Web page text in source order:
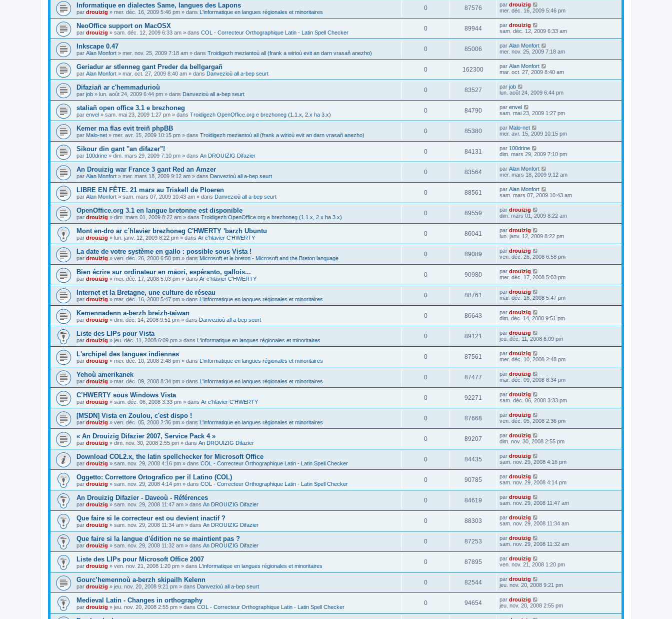
Informatique en dialectes Same, langues des Lapons
par drouizig » mer. déc. 16, 2009 5:46 pm » dans L'informatique en langues régionales et minoritaires
0 87576 par drouizig
mer. déc. 16, 2009 5:46 pm
NeoOffice support on MacOSX
par drouizig » sam. déc. 12, 2009 6:33 am » dans COL - Correcteur Orthographique Latin - Latin Spell Checker
0 89944 par drouizig
sam. déc. 12, 2009 6:33 am
Inkscape 0.47
par Alan Monfort » mer. nov. 25, 2009 7:18 am » dans Troidigezh meziantoù all (frank a wirioù evit an darn vrasañ anezho)
0 85006 par Alan Monfort
mer. nov. 25, 2009 7:18 am
Geriadur ar stlenneg gant Preder da bellgargañ
par Alan Monfort » mar. oct. 27, 2009 8:40 am » dans Danvezioù all a-bep seurt
0 162300 par Alan Monfort
mar. oct. 27, 2009 8:40 am
Difaziañ ar c'hemmadurioù
par job » lun. août 24, 2009 6:44 pm » dans Danvezioù all a-bep seurt
0 83527 par job
lun. août 24, 2009 6:44 pm
staliañ open office 3.1 e brezhoneg
par envel » sam. mai 23, 2009 1:27 pm » dans Troidigezh OpenOffice.org e brezhoneg (1.1.x, 2.x ha 3.x)
0 84790 par envel
sam. mai 23, 2009 1:27 pm
Kemer ma flas evit treiñ phpBB
par Malo-net » mer. avr. 15, 2009 10:15 pm » dans Troidigezh meziantoù all (frank a wirioù evit an darn vrasañ anezho)
0 85380 par Malo-net
mer. avr. 15, 2009 10:15 pm
Sikour din gant "an difazer"!
par 100drine » dim. mars 29, 2009 7:10 pm » dans An DROUIZIG Difazier
0 84131 par 100drine
dim. mars 29, 2009 7:10 pm
An Drouizig war France 3 gant Red an Amzer
par Alan Monfort » mer. mars 18, 2009 9:12 am » dans Danvezioù all a-bep seurt
0 83564 par Alan Monfort
mer. mars 18, 2009 9:12 am
LIBRE EN FÊTE. 21 mars au Triskell de Ploeren
par Alan Monfort » sam. mars 07, 2009 10:43 am » dans Danvezioù all a-bep seurt
0 88561 par Alan Monfort
sam. mars 07, 2009 10:43 am
OpenOffice.org 3.1 en langue bretonne est disponible
par drouizig » dim. mars 01, 2009 8:22 am » dans Troidigezh OpenOffice.org e brezhoneg (1.1.x, 2.x ha 3.x)
0 89559 par drouizig
dim. mars 01, 2009 8:22 am
Mont en-dro ar c´hlavier brezhoneg C'HWERTY 'barzh Ubuntu
par drouizig » lun. janv. 12, 2009 8:22 pm » dans Ar c'hlavier C'HWERTY
0 86041 par drouizig
lun. janv. 12, 2009 8:22 pm
La date de votre système en gallo : possible sous Vista !
par drouizig » ven. déc. 26, 2008 6:58 pm » dans Microsoft et le breton - Microsoft and the Breton language
0 89089 par drouizig
ven. déc. 26, 2008 6:58 pm
Bien écrire sur ordinateur en māori, espéranto, gallois...
par drouizig » mer. déc. 17, 2008 5:03 pm » dans Ar c'hlavier C'HWERTY
0 90980 par drouizig
mer. déc. 17, 2008 5:03 pm
Internet et la Bretagne, une culture de réseau
par drouizig » mar. déc. 16, 2008 5:47 pm » dans L'informatique en langues régionales et minoritaires
0 88761 par drouizig
mar. déc. 16, 2008 5:47 pm
Kemennadenn a-berzh breizh-taiwan
par drouizig » dim. déc. 14, 2008 9:51 pm » dans Danvezioù all a-bep seurt
0 86643 par drouizig
dim. déc. 14, 2008 9:51 pm
Liste des LIPs pour Vista
par drouizig » jeu. déc. 11, 2008 6:09 pm » dans L'informatique en langues régionales et minoritaires
0 89121 par drouizig
jeu. déc. 11, 2008 6:09 pm
L'archipel des langues indiennes
par drouizig » mer. déc. 10, 2008 2:48 pm » dans L'informatique en langues régionales et minoritaires
0 87561 par drouizig
mer. déc. 10, 2008 2:48 pm
Yehoù amerikanek
par drouizig » mar. déc. 09, 2008 8:34 pm » dans L'informatique en langues régionales et minoritaires
0 87477 par drouizig
mar. déc. 09, 2008 8:34 pm
C’HWERTY sous Windows Vista
par drouizig » sam. déc. 06, 2008 3:33 pm » dans Ar c'hlavier C'HWERTY
0 92271 par drouizig
sam. déc. 06, 2008 3:33 pm
[MSDN] Vista en Zoulou, c'est dispo !
par drouizig » ven. déc. 05, 2008 2:36 pm » dans L'informatique en langues régionales et minoritaires
0 87668 par drouizig
ven. déc. 05, 2008 2:36 pm
« An Drouizig Difazier 2007, Service Pack 4 »
par drouizig » dim. nov. 30, 2008 2:55 pm » dans An DROUIZIG Difazier
0 89207 par drouizig
dim. nov. 30, 2008 2:55 pm
Download COL2.x, the latin spellchecker for Microsoft Office
par drouizig » sam. nov. 29, 2008 4:16 pm » dans COL - Correcteur Orthographique Latin - Latin Spell Checker
0 84435 par drouizig
sam. nov. 29, 2008 4:16 pm
Oggetto: Correttore Ortografico per il Latino (COL)
par drouizig » sam. nov. 29, 2008 4:14 pm » dans COL - Correcteur Orthographique Latin - Latin Spell Checker
0 90785 par drouizig
sam. nov. 29, 2008 4:14 pm
An Drouizig Difazier - Daveoù - Références
par drouizig » sam. nov. 29, 2008 11:47 am » dans An DROUIZIG Difazier
0 84619 par drouizig
sam. nov. 29, 2008 11:47 am
Que faire si le correcteur est ou devient inactif ?
par drouizig » sam. nov. 29, 2008 11:34 am » dans An DROUIZIG Difazier
0 88303 par drouizig
sam. nov. 29, 2008 11:34 am
Que faire si la langue d'édition ne se maintient pas ?
par drouizig » sam. nov. 29, 2008 11:32 am » dans An DROUIZIG Difazier
0 87253 par drouizig
sam. nov. 29, 2008 11:32 am
Liste des LIPs pour Microsoft Office 2007
par drouizig » ven. nov. 21, 2008 1:20 pm » dans L'informatique en langues régionales et minoritaires
0 87895 par drouizig
ven. nov. 21, 2008 1:20 pm
Gourc’hemennoù a-berzh skipailh Kelenn
par drouizig » jeu. nov. 20, 2008 9:21 pm » dans Danvezioù all a-bep seurt
0 82544 par drouizig
jeu. nov. 20, 2008 9:21 pm
Medieval Latin - Changes in orthography
par drouizig » jeu. nov. 20, 2008 2:55 pm » dans COL - Correcteur Orthographique Latin - Latin Spell Checker
0 94654 par drouizig
jeu. nov. 20, 2008 2:55 pm